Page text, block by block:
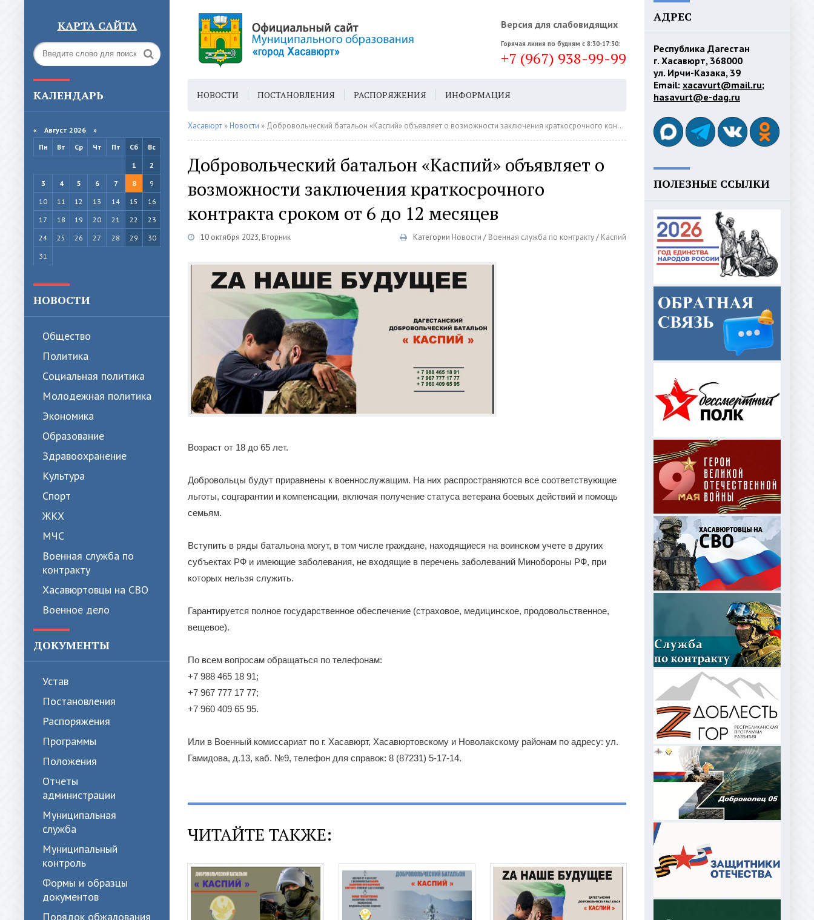
КАРТА САЙТА Версия для слабовидящих
Горячая линия по будням с 8:30-17:30:
+7 (967) 938-99-99
КАЛЕНДАРЬ
« Август 2026 »
Пн
Вт Ср Чт Пт Сб
Вс
1
2
3
4 5 6 7 8
9
10
11 12 13 14 15
16
17
18 19 20 21 22
23
24
25 26 27 28 29
30
31
НОВОСТИ
Общество
Политика
Cоциальная политика
Молодежная политика
Экономика
Образование
Здравоохранение
Культура
Спорт
ЖКХ
МЧС
Военная служба по
контракту
Хасавюртовцы на СВО
Военное дело
ДОКУМЕНТЫ
Устав
Постановления
Распоряжения
Программы
Положения
Отчеты
администрации
Муниципальная
служба
Муниципальный
контроль
Формы и образцы
документов
Порядок обжалования
НОВОСТИ ПОСТАНОВЛЕНИЯ РАСПОРЯЖЕНИЯ ИНФОРМАЦИЯ
ГОРОДСКАЯ СРЕДА ГЕН. ПЛАН
Хасавюрт » Новости » Добровольческий батальон «Каспий» объявляет о возможности заключения краткосрочного контракта сроком от 6 до 12 месяцев
Добровольческий батальон «Каспий» объявляет о
возможности заключения краткосрочного
контракта сроком от 6 до 12 месяцев
10 октября 2023, Вторник Категории Новости / Военная служба по контракту/ Каспий
Возраст от 18 до 65 лет.
Добровольцы будут приравнены к военнослужащим. На них распространяются все соответствующие
льготы, соцгарантии и компенсации, включая получение статуса ветерана боевых действий и помощь
семьям.
Вступить в ряды батальона могут, в том числе граждане, находящиеся на воинском учете в других
субъектах РФ и имеющие заболевания, не входящие в перечень заболеваний Минобороны РФ, при
которых нельзя служить.
Гарантируется полное государственное обеспечение (страховое, медицинское, продовольственное,
вещевое).
По всем вопросам обращаться по телефонам:
+7 988 465 18 91;
+7 967 777 17 77;
+7 960 409 65 95.
Или в Военный комиссариат по г. Хасавюрт, Хасавюртовскому и Новолакскому районам по адресу: ул.
Гамидова, д.13, каб. №9, телефон для справок: 8 (87231) 5-17-14.
ЧИТАЙТЕ ТАКЖЕ:
АДРЕС
Республика Дагестан
г. Хасавюрт, 368000
ул. Ирчи-Казака, 39
Email: xacavurt@mail.ru;
hasavurt@e-dag.ru
ПОЛЕЗНЫЕ ССЫЛКИ